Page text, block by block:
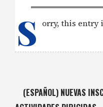
S orry, this entry
(ESPAÑOL) NUEVAS